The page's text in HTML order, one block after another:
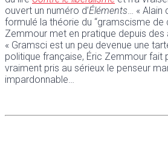
ouvert un numéro d’Éléments… « Alain
formulé la théorie du “gramscisme de
Zemmour met en pratique depuis des
« Gramsci est un peu devenue une
politique française, Éric Zemmour fait
vraiment pris au sérieux le penseur
impardonnable…